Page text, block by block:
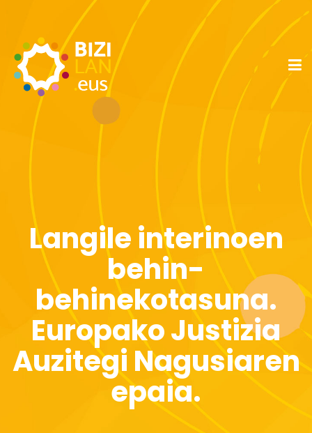
Langile interinoen
behin-
behinekotasuna.
Europako Justizia
Auzitegi Nagusiaren
epaia.